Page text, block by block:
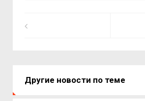
Другие новости по теме